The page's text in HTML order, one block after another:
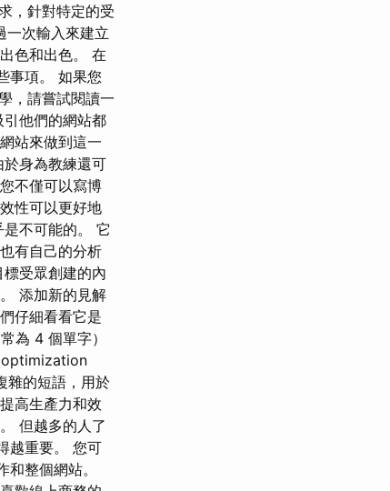
，針對特定的受
一次輸入來建立
色和出色。 在
事項。 如果您
，請嘗試閱讀一
他們的網站都
站來做到這一
身為教練還可
不僅可以寫博
性可以更好地
不可能的。 它
有自己的分析
受眾創建的內
添加新的見解
仔細看看它是
為 4 個單字）
optimization
雜的短語，用於
高生產力和效
但越多的人了
越重要。 您可
整個網站。